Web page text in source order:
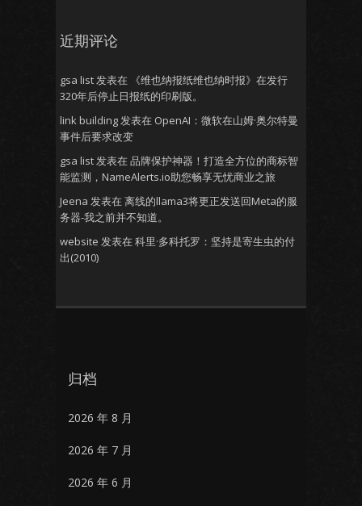
近期评论
gsa list发表在
《维也纳报纸维也纳时报》在发行
320年后停止日报纸的印刷版。
link building发表在 OpenAI：微软在山姆·奥尔特曼
事件后要求改变
gsa list发表在 品牌保护神器！打造全方位的商标智
能监测，NameAlerts.io助您畅享无忧商业之旅
Jeena 发表在 离线的llama3将更正发送回Meta的服
务器-我之前并不知道。
website 发表在 科里·多科托罗：坚持是寄生虫的付
出(2010)
归档
2026 年 8 月
2026 年 7 月
2026 年 6 月